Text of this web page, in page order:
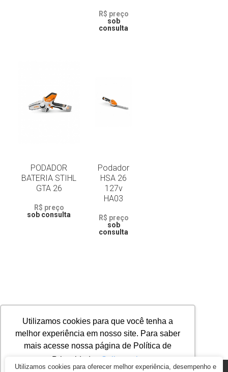
Utilizamos cookies para que você tenha a
melhor experiência em nosso site. Para saber
mais acesse nossa página de Política de
Privacidade.
Saiba mais
R$ preço
sob
consulta
PODADOR
BATERIA STIHL
GTA 26
R$ preço
sob consulta
Podador
HSA 26
127v
HA03
R$ preço
sob
consulta
Utilizamos cookies para oferecer melhor experiência, desempenho e